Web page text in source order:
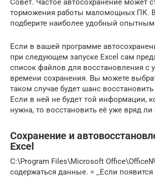
Совет. Частое автосохранение может
торможения работы маломощных ПК. В
подберите наиболее удобный опытным
Если в вашей программе
при следующем запуске Excel сам
список файлов для восстановления с
времени сохранения. Вы можете
таком случае будет шанс
Если в ней не будет той информации,
нужна, то восстановить её уже вряд ли
Сохранение и
Excel
​C:\Program Files\Microsoft
содержаться данные​.​ = _​Если